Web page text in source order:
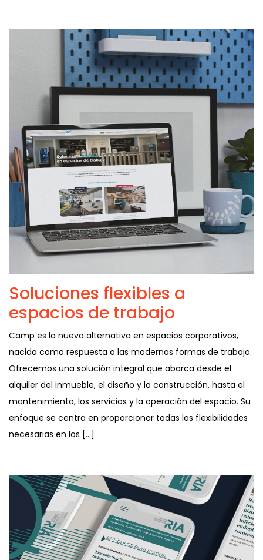
Soluciones flexibles a
espacios de trabajo
Camp es la nueva alternativa en espacios corporativos,
nacida como respuesta a las modernas formas de trabajo.
Ofrecemos una solución integral que abarca desde el
alquiler del inmueble, el diseño y la construcción, hasta el
mantenimiento, los servicios y la operación del espacio. Su
enfoque se centra en proporcionar todas las flexibilidades
necesarias en los […]